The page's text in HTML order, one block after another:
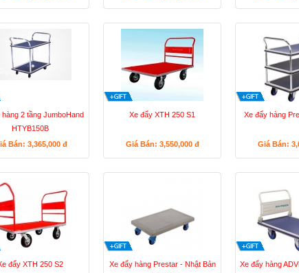
hàng 2 tầng JumboHand
HTYB150B
Bán: 3,365,000 đ
Xe đẩy XTH 250 S1
Giá Bán: 3,550,000 đ
Xe đẩy hàng
Giá Bán:
đẩy XTH 250 S2
Xe đẩy hàng Prestar - Nhật Bản
Xe đẩy hàng